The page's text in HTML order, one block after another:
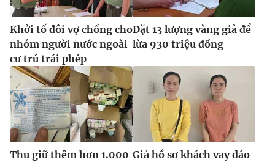
Khởi tố đôi vợ chồng cho
nhóm người nước ngoài
cư trú trái phép
Đặt 13 lượng vàng giả để
lừa 930 triệu đồng
Thu giữ thêm hơn 1.000 Giả hồ sơ khách vay đáo